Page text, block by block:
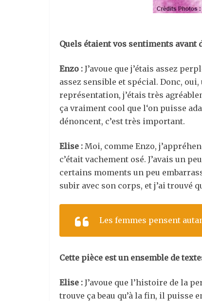
Quels étaient vos sentiments avant
Enzo : J’avoue que j’étais assez
assez sensible et spécial. Donc,
représentation, j’étais très
ça vraiment cool que l‘on puisse
dénoncent, c’est très important.
Elise : Moi, comme Enzo,
c’était vachement osé. J’avais un
certains moments un peu
subir avec son corps, et j’ai trouvé
Les femmes pensent
Cette pièce est un ensemble de
Elise : J’avoue que l’histoire de la
trouve ça beau qu’à la fin, il puisse